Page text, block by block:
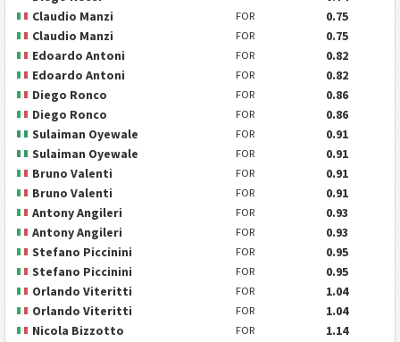
Claudio Manzi
FOR
0.75
Claudio Manzi
FOR
0.75
Edoardo Antoni
FOR
0.82
Edoardo Antoni
FOR
0.82
Diego Ronco
FOR
0.86
Diego Ronco
FOR
0.86
Sulaiman Oyewale
FOR
0.91
Sulaiman Oyewale
FOR
0.91
Bruno Valenti
FOR
0.91
Bruno Valenti
FOR
0.91
Antony Angileri
FOR
0.93
Antony Angileri
FOR
0.93
Stefano Piccinini
FOR
0.95
Stefano Piccinini
FOR
0.95
Orlando Viteritti
FOR
1.04
Orlando Viteritti
FOR
1.04
Nicola Bizzotto
FOR
1.14